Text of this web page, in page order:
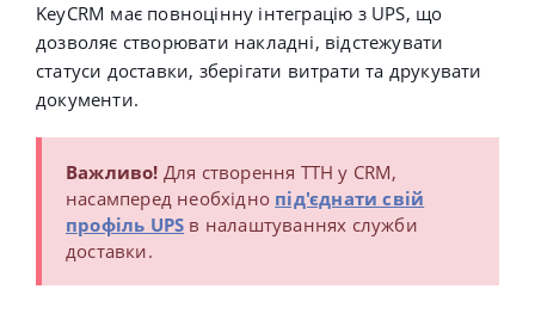
KeyCRM має повноцінну інтеграцію з UPS, що
дозволяє створювати накладні, відстежувати
статуси доставки, зберігати витрати та друкувати
документи.
Важливо! Для створення ТТН у CRM,
насамперед необхідно під'єднати свій
профіль UPS в налаштуваннях служби
доставки.